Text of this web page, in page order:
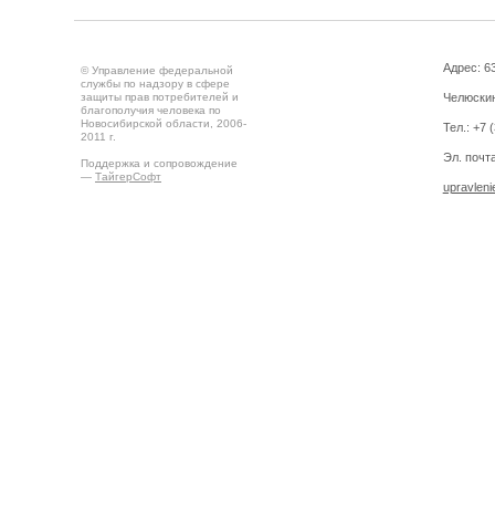
© Управление федеральной
службы по надзору в сфере
защиты прав потребителей и
благополучия человека по
Новосибирской области, 2006-
2011 г.
Поддержка и сопровождение
— ТайгерСофт
Адрес:
Тел.: +7
Эл.